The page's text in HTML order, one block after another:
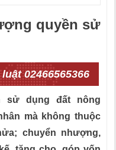
quyền sử
02466565366
sử dụng đất nông
mà không thuộc
chuyển nhượng,